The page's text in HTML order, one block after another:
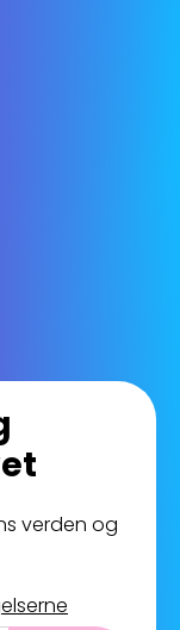
verden og